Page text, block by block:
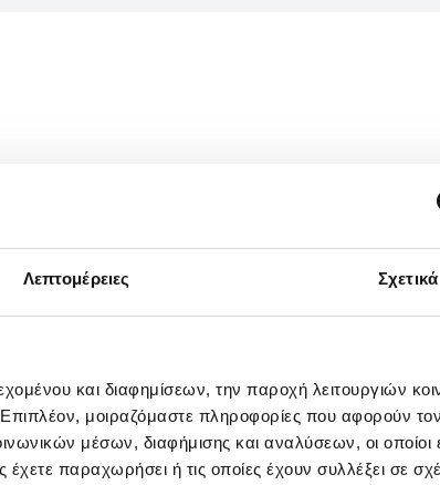
Λεπτομέρειες Σχετικά
και διαφημίσεων, την παροχή λειτουργιών
μοιραζόμαστε πληροφορίες που αφορούν
μέσων, διαφήμισης και αναλύσεων, οι
παραχωρήσει ή τις οποίες έχουν συλλέξει σε